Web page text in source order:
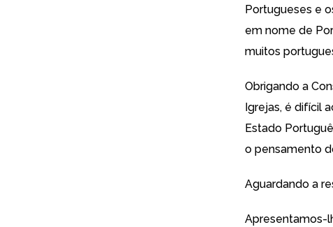
Portugueses e
em nome de
muitos
Obrigando a
Igrejas, é difícil
Estado
o pensamento
Aguardando a
Apresentamos-